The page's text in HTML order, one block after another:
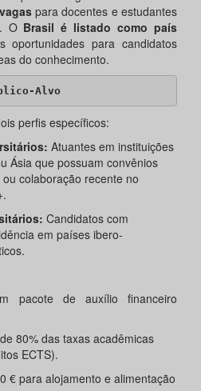
para docentes e estudantes
O Brasil é listado como país
oportunidades para candidatos
do conhecimento.
Alvo
perfis específicos:
Atuantes em instituições
Ásia que possuam convênios
colaboração recente no
Candidatos com
em países ibero-
pacote de auxílio financeiro
80% das taxas acadêmicas
ECTS).
€ para alojamento e alimentação